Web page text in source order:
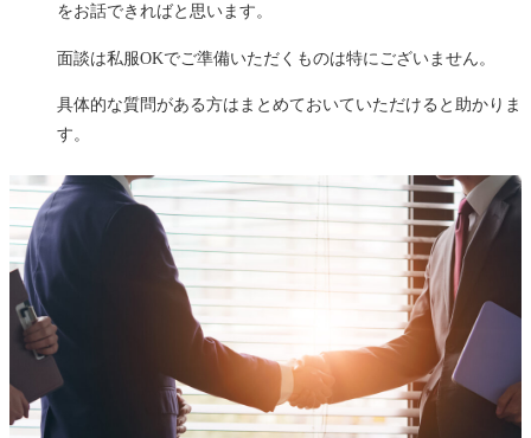
をお話できればと思います。
面談は私服OKでご準備いただくものは特にございません。
具体的な質問がある方はまとめておいていただけると助かりま
す。